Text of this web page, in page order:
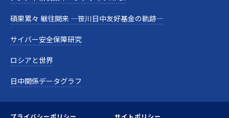
碩果累々 継往開来 —笹川日中友好基金の軌跡—
サイバー安全保障研究
ロシアと世界
日中関係データグラフ
プライバシーポリシー サイトポリシー